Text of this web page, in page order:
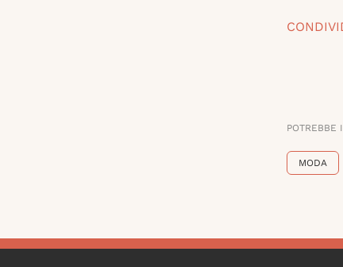
POTREBBE
MODA